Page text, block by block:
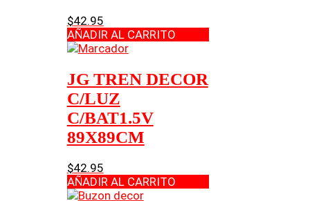
$42.95
AÑADIR AL CARRITO
JG TREN DECOR
C/LUZ
C/BAT1.5V
89X89CM
$42.95
AÑADIR AL CARRITO